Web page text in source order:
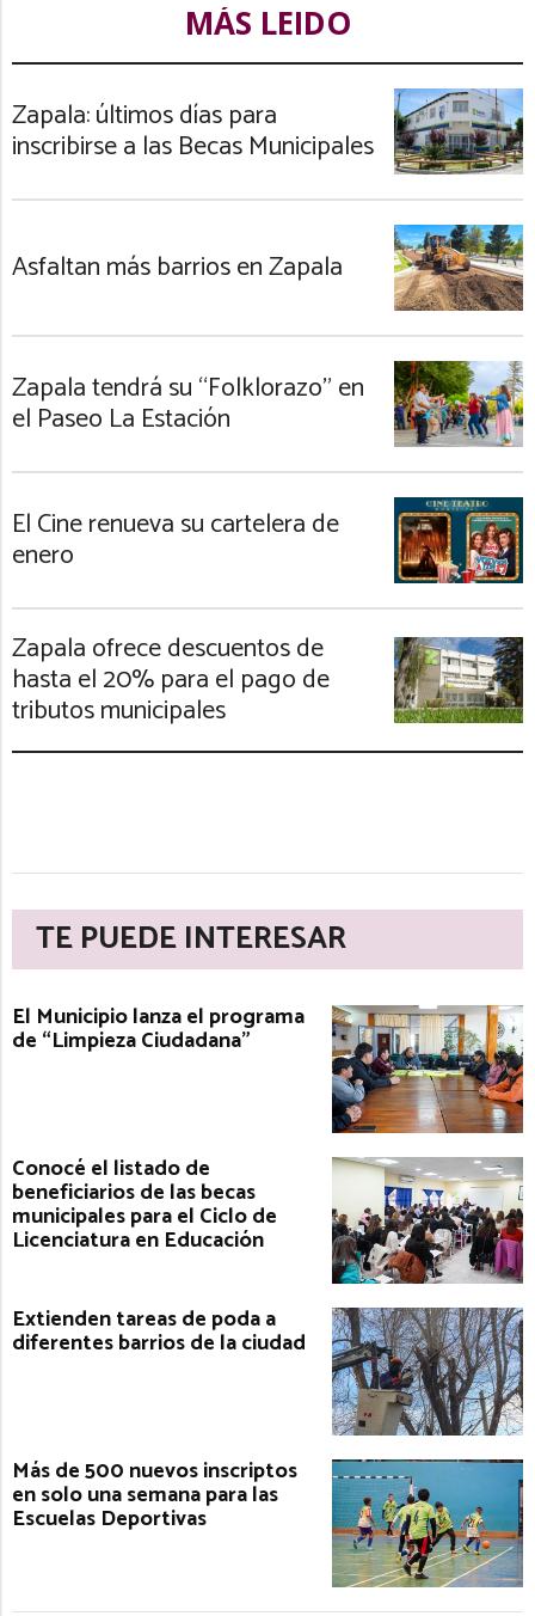
MÁS LEIDO
Zapala: últimos días para
inscribirse a las Becas Municipales
Asfaltan más barrios en Zapala
Zapala tendrá su “Folklorazo” en
el Paseo La Estación
El Cine renueva su cartelera de
enero
Zapala ofrece descuentos de
hasta el 20% para el pago de
tributos municipales
TE PUEDE INTERESAR
El Municipio lanza el programa
de “Limpieza Ciudadana”
Conocé el listado de
beneficiarios de las becas
municipales para el Ciclo de
Licenciatura en Educación
Extienden tareas de poda a
diferentes barrios de la ciudad
Más de 500 nuevos inscriptos
en solo una semana para las
Escuelas Deportivas